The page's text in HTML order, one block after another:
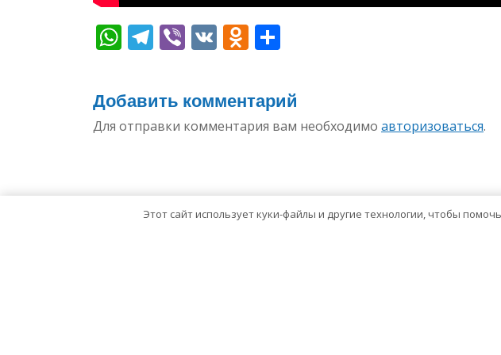
WhatsApp
Telegram
Viber
VK Odnoklassniki
Добавить комментарий
Для отправки комментария вам необходимо авторизоваться.
Этот сайт использует куки-файлы и другие технологии, чтобы